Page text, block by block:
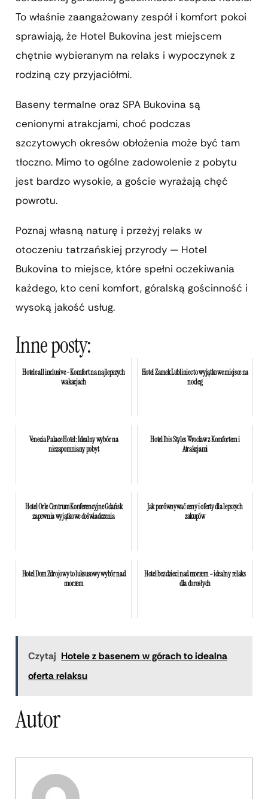
To właśnie zaangażowany zespół i komfort pokoi
sprawiają, że Hotel Bukovina jest miejscem
chętnie wybieranym na relaks i wypoczynek z
rodziną czy przyjaciółmi.
Baseny termalne oraz SPA Bukovina są
cenionymi atrakcjami, choć podczas
szczytowych okresów obłożenia może być tam
tłoczno. Mimo to ogólne zadowolenie z pobytu
jest bardzo wysokie, a goście wyrażają chęć
powrotu.
Poznaj własną naturę i przeżyj relaks w
otoczeniu tatrzańskiej przyrody — Hotel
Bukovina to miejsce, które spełni oczekiwania
każdego, kto ceni komfort, góralską gościnność i
wysoką jakość usług.
Inne posty:
Hotele all inclusive - Komfort na najlepszych
wakacjach
Hotel Zamek Lubliniec to wyjątkowe miejsce na
nocleg
Venecia Palace Hotel: Idealny wybór na
niezapomniany pobyt
Hotel Ibis Styles Wrocław z Komfortem i
Atrakcjami
Hotel Orle Centrum Konferencyjne Gdańsk
zapewnia wyjątkowe doświadczenia
Jak porównywać ceny i oferty dla lepszych
zakupów
Hotel Dom Zdrojowy to luksusowy wybór nad
morzem
Hotel bez dzieci nad morzem – idealny relaks
dla dorosłych
Czytaj Hotele z basenem w górach to idealna
oferta relaksu
Autor